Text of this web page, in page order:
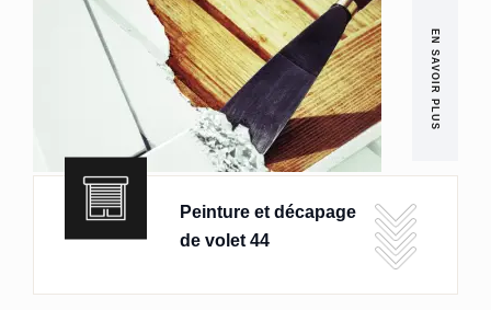
EN SAVOIR PLUS
Peinture et décapage
de volet 44